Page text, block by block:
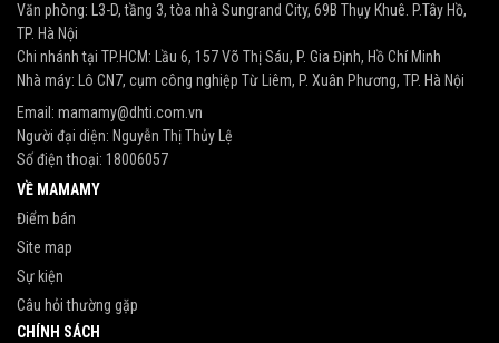
Văn phòng: L3-D, tầng 3, tòa nhà Sungrand City, 69B Thụy Khuê. P.Tây Hồ,
TP. Hà Nội
Chi nhánh tại TP.HCM: Lầu 6, 157 Võ Thị Sáu, P. Gia Định, Hồ Chí Minh
Nhà máy: Lô CN7, cụm công nghiệp Từ Liêm, P. Xuân Phương, TP. Hà Nội
Email: mamamy@dhti.com.vn
Người đại diện: Nguyễn Thị Thủy Lệ
Số điện thoại: 18006057
VỀ MAMAMY
Điểm bán
Site map
Sự kiện
Câu hỏi thường gặp
CHÍNH SÁCH